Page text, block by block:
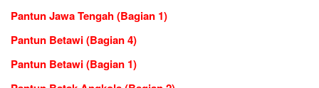
Pantun Jawa Tengah (Bagian 1)
Pantun Betawi (Bagian 4)
Pantun Betawi (Bagian 1)